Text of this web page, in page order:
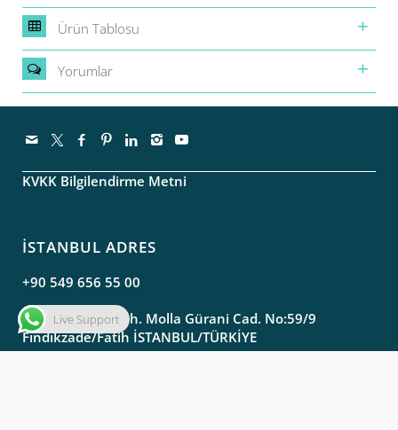
Ürün Tablosu
Yorumlar
KVKK Bilgilendirme Metni
İSTANBUL ADRES
+90 549 656 55 00
Molla Gürani Mah. Molla Gürani Cad. No:59/9
Fındıkzade/Fatih İSTANBUL/TÜRKİYE
Live Support